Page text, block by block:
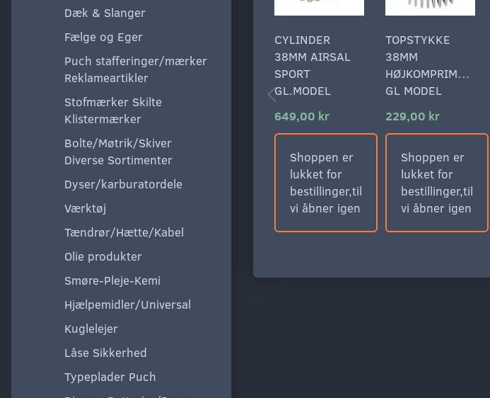
Dæk & Slanger
Fælge og Eger
Puch stafferinger/mærker
Reklameartikler
Stofmærker Skilte
Klistermærker
Bolte/Møtrik/Skiver
Diverse Sortimenter
Dyser/karburatordele
Værktøj
Tændrør/Hætte/Kabel
Olie produkter
Smøre-Pleje-Kemi
Hjælpemidler/Universal
Kuglelejer
Låse Sikkerhed
Typeplader Puch
CYLINDER
38MM AIRSAL
SPORT
GL.MODEL
649,00 kr
Shoppen er
lukket for
bestillinger,til
vi åbner igen
TOPSTYKKE
38MM
HØJKOMPRIMERET
GL MODEL
229,00 kr
Shoppen er
lukket for
bestillinger,til
vi åbner igen